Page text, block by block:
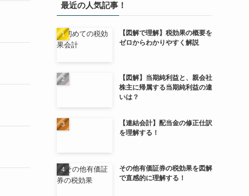
最近の人気記事！
【図解で理解】税効果の概要を
ゼロからわかりやすく解説
【図解】当期純利益と、親会社
株主に帰属する当期純利益の違
いは？
【連結会計】配当金の修正仕訳
を理解する！
その他有価証券の税効果を図解
で直感的に理解する！